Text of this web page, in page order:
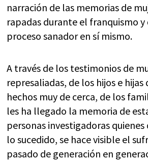
narración de las memorias de
rapadas durante el franquismo
proceso sanador en sí mismo.
A través de los testimonios de
represaliadas, de los hijos e hijas
hechos muy de cerca, de los
les ha llegado la memoria de
personas investigadoras
lo sucedido, se hace visible el
pasado de generación en